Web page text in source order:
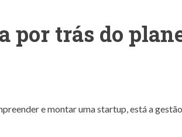
por trás do
e montar uma startup, está a